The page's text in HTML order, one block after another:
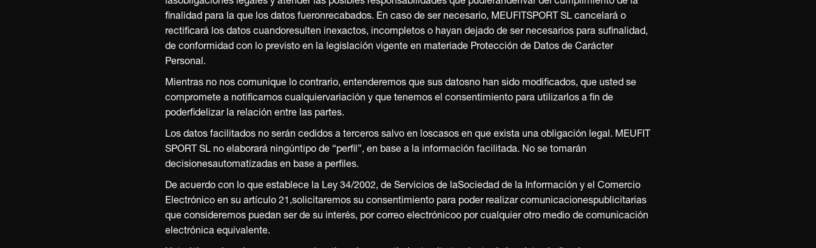
finalidad para la que los datos fueronrecabados. En caso de ser necesario, MEUFITSPORT SL cancelará o
rectificará los datos cuandoresulten inexactos, incompletos o hayan dejado de ser necesarios para sufinalidad,
de conformidad con lo previsto en la legislación vigente en materiade Protección de Datos de Carácter
Personal.
Mientras no nos comunique lo contrario, entenderemos que sus datosno han sido modificados, que usted se
compromete a notificarnos cualquiervariación y que tenemos el consentimiento para utilizarlos a fin de
poderfidelizar la relación entre las partes.
Los datos facilitados no serán cedidos a terceros salvo en loscasos en que exista una obligación legal. MEUFIT
SPORT SL no elaborará ningúntipo de “perfil”, en base a la información facilitada. No se tomarán
decisionesautomatizadas en base a perfiles.
De acuerdo con lo que establece la Ley 34/2002, de Servicios de laSociedad de la Información y el Comercio
Electrónico en su artículo 21,solicitaremos su consentimiento para poder realizar comunicacionespublicitarias
que consideremos puedan ser de su interés, por correo electrónicoo por cualquier otro medio de comunicación
electrónica equivalente.